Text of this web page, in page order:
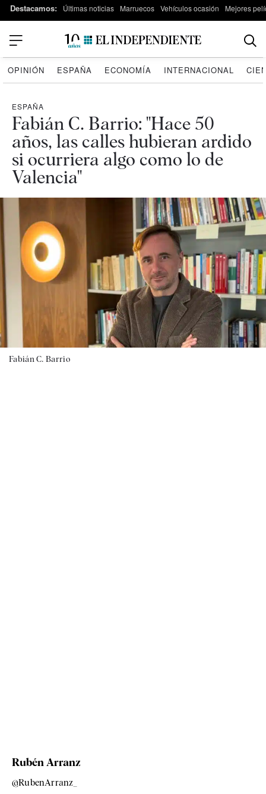
Destacamos: Últimas noticias Marruecos Vehículos ocasión Mejores
OPINIÓN ESPAÑA ECONOMÍA INTERNACIONAL
ESPAÑA
Fabián C. Barrio: "Hace 50
años, las calles hubieran ardido
si ocurriera algo como lo de
Valencia"
Fabián C. Barrio
Rubén Arranz
@RubenArranz_